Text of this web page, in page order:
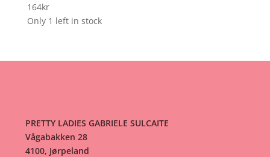
164kr
Only 1 left in stock
PRETTY LADIES GABRIELE SULCAITE
Vågabakken 28
4100, Jørpeland